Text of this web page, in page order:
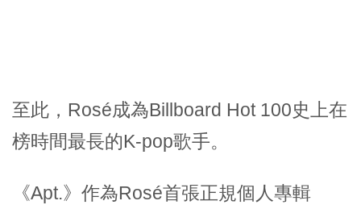
至此，Rosé成為Billboard Hot 100史上在
榜時間最長的K-pop歌手。
《Apt.》作為Rosé首張正規個人專輯